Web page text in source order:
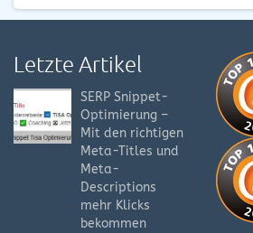
Letzte Artikel
SERP Snippet-
Optimierung –
Mit den richtigen
Meta-Titles und
Meta-
Descriptions
mehr Klicks
bekommen